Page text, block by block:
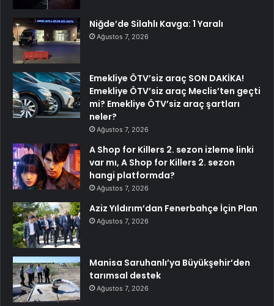
Niğde’de Silahlı Kavga: 1 Yaralı
Ağustos 7, 2026
Emekliye ÖTV’siz araç SON DAKİKA!
Emekliye ÖTV’siz araç Meclis’ten geçti
mi? Emekliye ÖTV’siz araç şartları
neler?
Ağustos 7, 2026
A Shop for Killers 2. sezon izleme linki
var mı, A Shop for Killers 2. sezon
hangi platformda?
Ağustos 7, 2026
Aziz Yıldırım’dan Fenerbahçe İçin Plan
Ağustos 7, 2026
Manisa Saruhanlı’ya Büyükşehir’den
tarımsal destek
Ağustos 7, 2026